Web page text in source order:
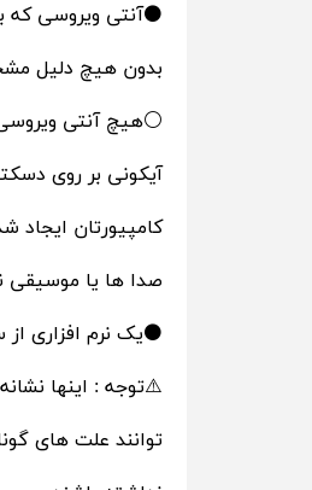
⚫️آنتی ویروسی
بدون هیچ دلیل
⚪️هیچ آنتی
آیکونی بر روی
کامپیورتان ایجاد
صدا ها یا
⚫️یک نرم افزاری
⚠️توجه : اینها
توانند علت های